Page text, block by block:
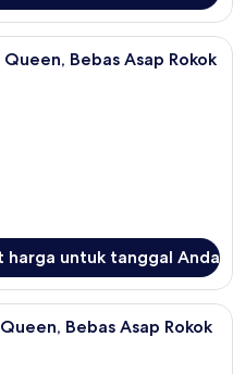
premium, bantalan ekstra
Bebas Asap Rokok
harga untuk tanggal Anda
Standar, 1 Tempat Tidur
Bebas Asap Rokok